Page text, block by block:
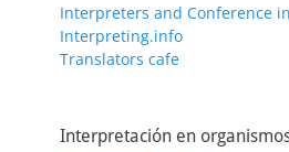
Interpreters and Conference
Interpreting.info
Translators cafe
Interpretación en